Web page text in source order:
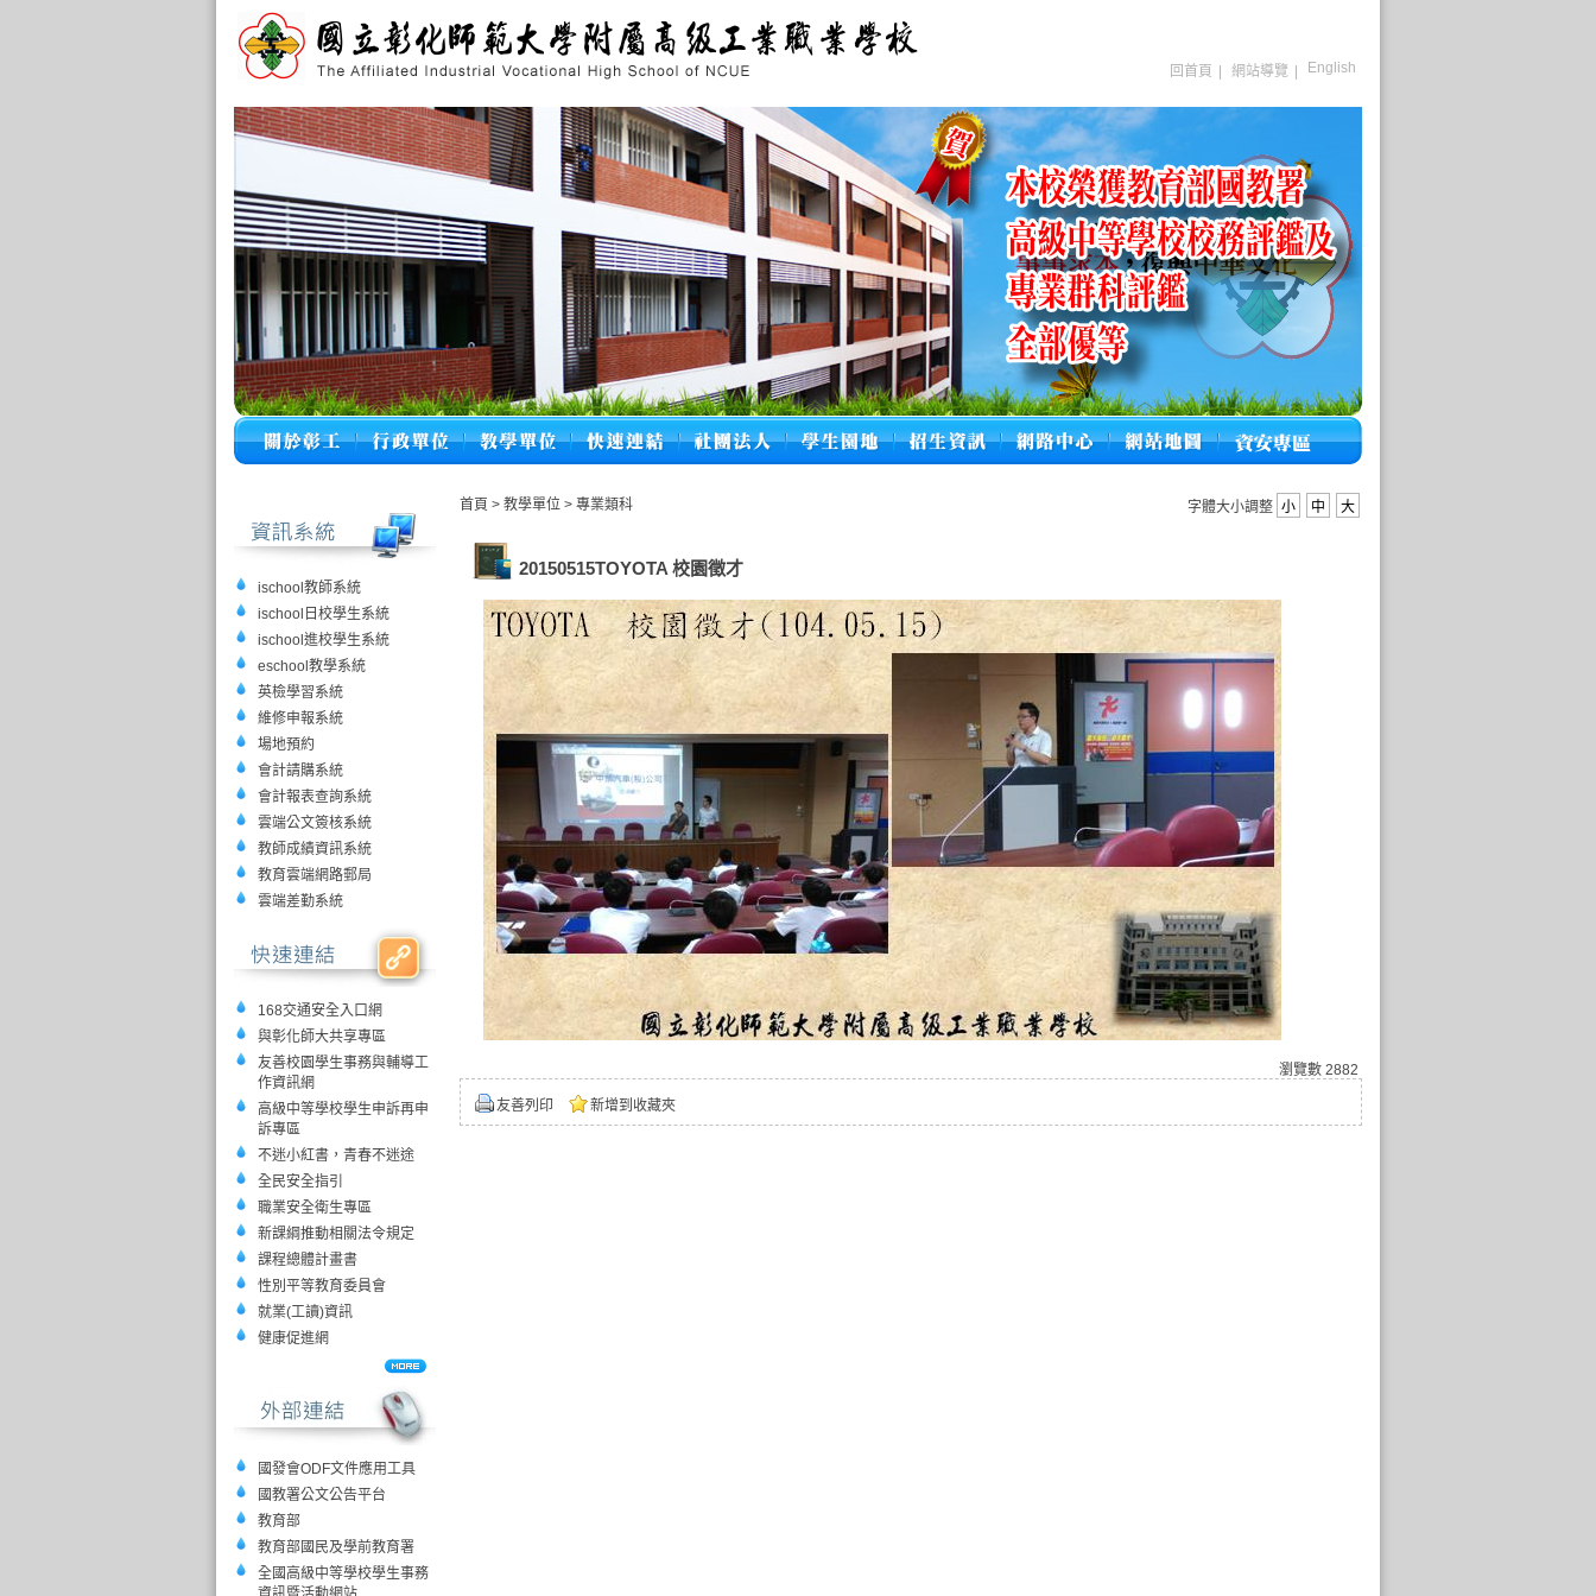
回首頁 網站導覽 English
ischool教師系統
ischool日校學生系統
ischool進校學生系統
eschool教學系統
英檢學習系統
維修申報系統
場地預約
會計請購系統
會計報表查詢系統
雲端公文簽核系統
教師成績資訊系統
教育雲端網路郵局
雲端差勤系統
168交通安全入口網
與彰化師大共享專區
友善校園學生事務與輔導工
作資訊網
高級中等學校學生申訴再申
訴專區
不迷小紅書，青春不迷途
全民安全指引
職業安全衛生專區
新課綱推動相關法令規定
課程總體計畫書
性別平等教育委員會
就業(工讀)資訊
健康促進網
國發會ODF文件應用工具
國教署公文公告平台
教育部
教育部國民及學前教育署
全國高級中等學校學生事務
首頁 > 教學單位 > 專業類科 字體大小調整 小 中 大
20150515TOYOTA 校園徵才
瀏覽數 2882
友善列印 新增到收藏夾